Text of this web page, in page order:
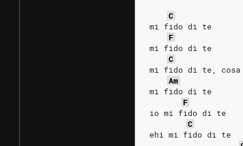
C
mi fido di te
F
mi fido di te
C
mi fido di te, cosa
Am
mi fido di te
F
io mi fido di te
C
ehi mi fido di te